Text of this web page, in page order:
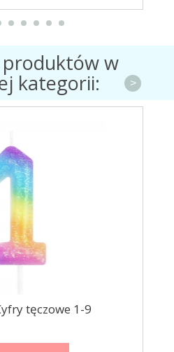
produktów w
kategorii:
tęczowe 1-9
>